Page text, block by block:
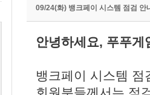
09/24(화) 뱅크페이 시스템 점검 안
안녕하세요, 푸푸게
뱅크페이 시스템